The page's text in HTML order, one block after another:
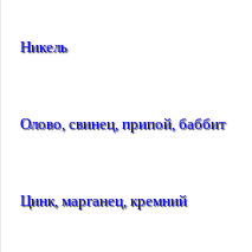
Никель
Олово, свинец, припой, баббит
Цинк, марганец, кремний